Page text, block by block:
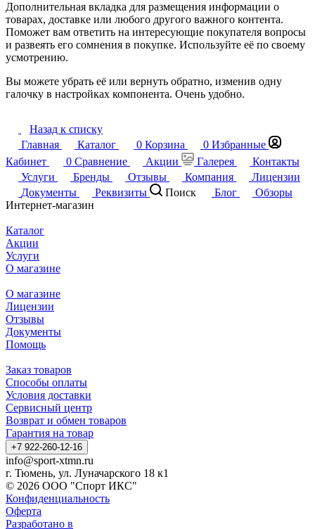
Дополнительная вкладка для размещения информации о
товарах, доставке или любого другого важного контента.
Поможет вам ответить на интересующие покупателя вопросы
и развеять его сомнения в покупке. Используйте её по своему
усмотрению.
Вы можете убрать её или вернуть обратно, изменив одну
галочку в настройках компонента. Очень удобно.
Назад к списку
Главная
Каталог 0 Корзина 0 Избранные
Кабинет
0 Сравнение Акции Галерея
Контакты
Услуги
Бренды Отзывы Компания
Лицензии
Документы
Реквизиты Поиск Блог
Обзоры
Интернет-магазин
Каталог
Акции
Услуги
О магазине
О магазине
Лицензии
Отзывы
Документы
Помощь
Заказ товаров
Способы оплаты
Условия доставки
Сервисный центр
Возврат и обмен товаров
Гарантия на товар
+7 922-260-12-16
info@sport-xtmn.ru
г. Тюмень, ул. Луначарского 18 к1
© 2026 ООО "Спорт ИКС"
Конфиденциальность
Оферта
Разработано в